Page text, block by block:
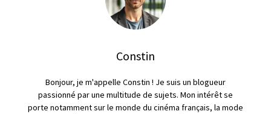
Constin
Bonjour, je m'appelle Constin ! Je suis un blogueur
passionné par une multitude de sujets. Mon intérêt se
porte notamment sur le monde du cinéma français, la mode